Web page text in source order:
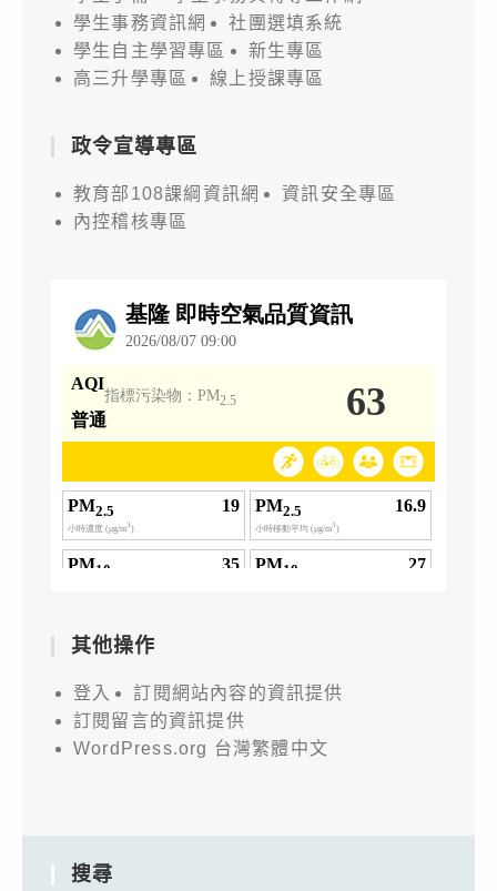
學生事務資訊網
社團選填系統
學生自主學習專區
新生專區
高三升學專區
線上授課專區
政令宣導專區
教育部108課綱資訊網
資訊安全專區
內控稽核專區
其他操作
登入
訂閱網站內容的資訊提供
訂閱留言的資訊提供
WordPress.org 台灣繁體中文
搜尋